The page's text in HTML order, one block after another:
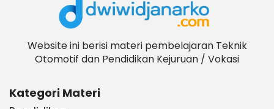
Website ini berisi materi pembelajaran Teknik
Otomotif dan Pendidikan Kejuruan / Vokasi
Kategori Materi